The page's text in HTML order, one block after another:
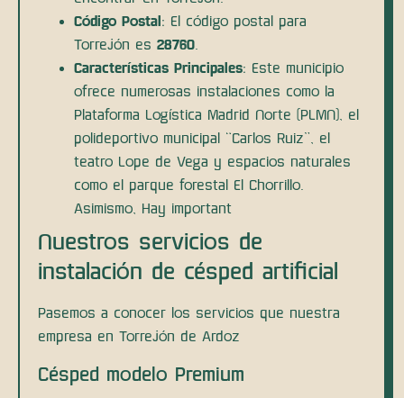
Código Postal : El código postal para
Torrejón es28760.
Características Principales: Este municipio
ofrece numerosas instalaciones como la
Plataforma Logística Madrid Norte (PLMN), el
polideportivo municipal “Carlos Ruiz”, el
teatro Lope de Vega y espacios naturales
como el parque forestal El Chorrillo.
Asimismo, Hay important
Nuestros servicios de
instalación de césped artificial
Pasemos a conocer los servicios que nuestra
empresa en Torrejón de Ardoz
Césped modelo Premium